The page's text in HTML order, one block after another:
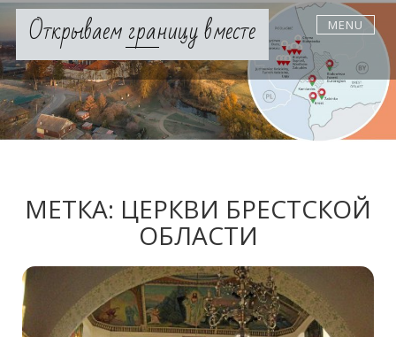
Skip
contentОткрываем границу вместе MENU
МЕТКА: ЦЕРКВИ БРЕСТСКОЙ
ОБЛАСТИ